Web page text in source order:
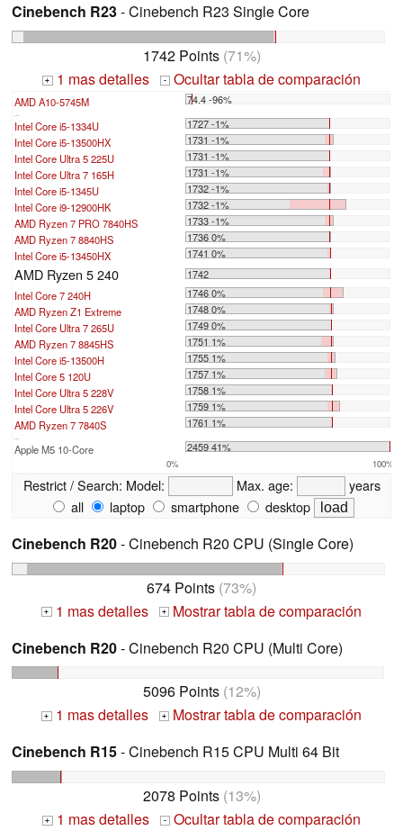
Cinebench R23- Cinebench R23 Single Core
1742 Points(71%)
+ 1 mas detalles - Ocultar tabla de comparación
AMD A10-5745M 74.4 -96%
Intel Core i5-1334U
1727 -1%
Intel Core i5-13500HX
1731 -1%
Intel Core Ultra 5 225U
1731 -1%
Intel Core Ultra 7 165H
1731 -1%
Intel Core i5-1345U
1732 -1%
Intel Core i9-12900HK
1732 -1%
AMD Ryzen 7 PRO 7840HS
1733 -1%
AMD Ryzen 7 8840HS
1736 0%
Intel Core i5-13450HX
1741 0%
AMD Ryzen 5 240
1742
Intel Core 7 240H
1746 0%
AMD Ryzen Z1 Extreme
1748 0%
Intel Core Ultra 7 265U
1749 0%
AMD Ryzen 7 8845HS
1751 1%
Intel Core i5-13500H
1755 1%
Intel Core 5 120U
1757 1%
Intel Core Ultra 5 228V
1758 1%
Intel Core Ultra 5 226V
1759 1%
AMD Ryzen 7 7840S
1761 1%
Apple M5 10-Core 2459 41%
0% 100%
Restrict / Search: Model: Max. age:
years
all
laptop smartphone desktop
Cinebench R20- Cinebench R20 CPU (Single Core)
674 Points (73%)
+ 1 mas detalles +
Mostrar tabla de comparación
Cinebench R20- Cinebench R20 CPU (Multi Core)
5096 Points(12%)
+ 1 mas detalles +
Mostrar tabla de comparación
Cinebench R15- Cinebench R15 CPU Multi 64 Bit
2078 Points(13%)
+ 1 mas detalles - Ocultar tabla de comparación